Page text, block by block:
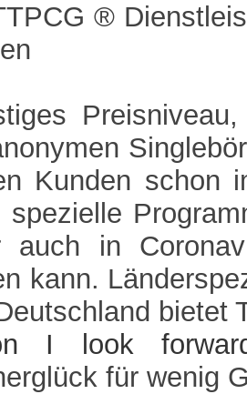
®
Kunden schon
spezielle
auch in
kann.
I look
für wenig